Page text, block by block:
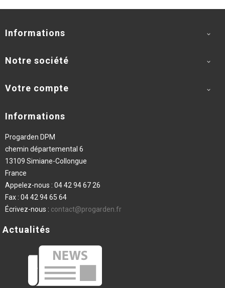
Informations 
Notre société 
Votre compte 
Informations
Progarden DPM
chemin départemental 6
13109 Simiane-Collongue
France
Appelez-nous : 04 42 94 67 26
Fax : 04 42 94 65 64
Écrivez-nous : contact@progarden.fr
Actualités